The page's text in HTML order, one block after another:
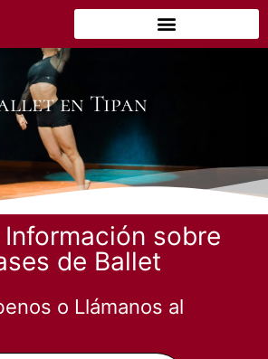
en Tipan
sobre
de Ballet
o Llámanos al